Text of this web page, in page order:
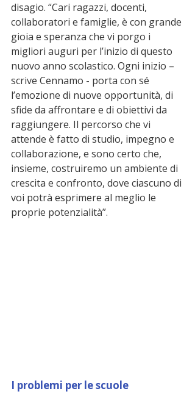
disagio. “Cari ragazzi, docenti,
collaboratori e famiglie, è con grande
gioia e speranza che vi porgo i
migliori auguri per l’inizio di questo
nuovo anno scolastico. Ogni inizio –
scrive Cennamo - porta con sé
l’emozione di nuove opportunità, di
sfide da affrontare e di obiettivi da
raggiungere. Il percorso che vi
attende è fatto di studio, impegno e
collaborazione, e sono certo che,
insieme, costruiremo un ambiente di
crescita e confronto, dove ciascuno di
voi potrà esprimere al meglio le
proprie potenzialità”.
I problemi per le scuole